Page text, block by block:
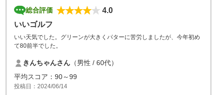
総合評価
4.0
いいゴルフ
いい天気でした。グリーンが大きくパターに苦労しましたが、今年初め
て80前半でした。
きんちゃんさん （男性 / 60代）
平均スコア：90～99
投稿日：2024/06/14